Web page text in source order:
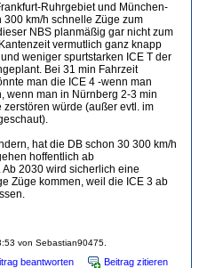
Ruhrgebiet und München-
km/h schnelle Züge zum
NBS planmäßig gar nicht zum
vermutlich ganz knapp
weniger spurtstarken ICE T der
Bei 31 min Fahrzeit
man die ICE 4 -wenn man
wenn man in Nürnberg 2-3 min
würde (außer evtl. im
hat die DB schon 30 300 km/h
hoffentlich ab
2030 wird sicherlich eine
Züge kommen, weil die ICE 3 ab
von Sebastian90475.
beantworten Beitrag zitieren